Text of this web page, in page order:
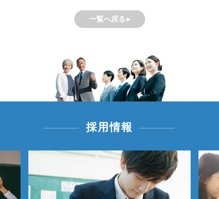
一覧へ戻る
採用情報